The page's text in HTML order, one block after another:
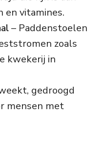
en vitamines.
– Paddenstoelen
zoals
kwekerij in
gedroogd
mensen met